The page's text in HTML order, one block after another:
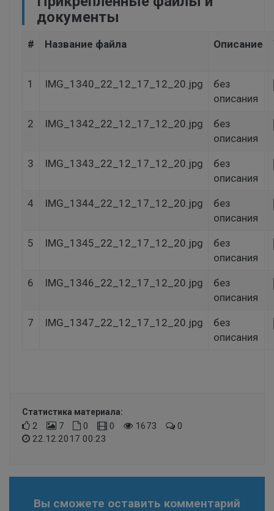
документы
# Название файла Описание
1 IMG_1340_22_12_17_12_20.jpg
без
описания
2 IMG_1342_22_12_17_12_20.jpg
без
описания
3 IMG_1343_22_12_17_12_20.jpg
без
описания
4 IMG_1344_22_12_17_12_20.jpg
без
описания
5 IMG_1345_22_12_17_12_20.jpg
без
описания
6 IMG_1346_22_12_17_12_20.jpg
без
описания
7 IMG_1347_22_12_17_12_20.jpg
без
описания
Статистика материала:
2 7 0 0 1673
0
22.12.2017 00:23
Вы сможете оставить комментарий